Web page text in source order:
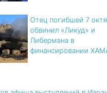
Отец погибшей 7
обвинил «Ликуд» и
Либермана в
финансировании